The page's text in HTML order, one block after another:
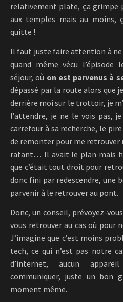
relativement plate, ça grimpe
aux temples mais au moins,
quitte !
Il faut juste faire attention à ne
quand même vécu
séjour, où on est parvenus à
dépassé par la route alors que
derrière moi sur le trottoir, je
l’attendre, je ne le vois pas,
carrefour à sa recherche, le
de remonter pour me retrouver
ratant… Il avait le plan mais
que c’était tout droit pour
donc fini par redescendre, une
parvenir à le retrouver au pont.
Donc, un conseil, prévoyez-
vous retrouver au cas où pour
J’imagine que c’est moins
tech, ce qui n’est pas notre
d’internet, aucun
communiquer, juste un bon
moment même.